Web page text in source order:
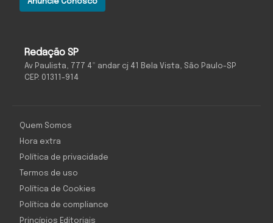
Redação SP
Av Paulista, 777 4º andar cj 41 Bela Vista, São Paulo-SP
CEP: 01311-914
Anuncie Conosco
Quem Somos
Hora extra
Política de privacidade
Termos de uso
Política de Cookies
Política de compliance
Princípios Editoriais